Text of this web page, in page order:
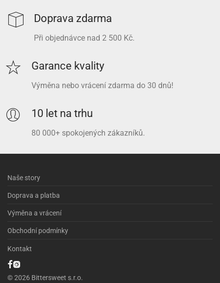
Doprava zdarma
Při objednávce nad 2 500 Kč.
Garance kvality
Výměna nebo vrácení zdarma do 30 dnů!
10 let na trhu
80 000+ spokojených zákazníků.
Naše story
Doprava a platba
Výměna a vrácení
Obchodní podmínky
Kontakt
© 2026 Bittersweet s.r.o.